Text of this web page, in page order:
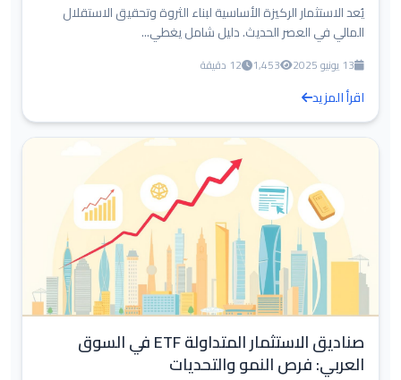
يُعد الاستثمار الركيزة الأساسية لبناء الثروة وتحقيق الاستقلال
المالي في العصر الحديث. دليل شامل يغطي...
13 يونيو 2025 1,453 12 دقيقة
اقرأ المزيد
صناديق الاستثمار المتداولة ETF في السوق
العربي: فرص النمو والتحديات